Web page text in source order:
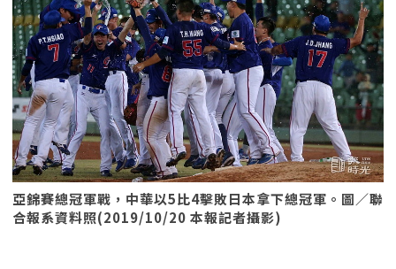
亞錦賽總冠軍戰，中華以5比4擊敗日本拿下總冠軍。圖／聯
合報系資料照(2019/10/20 本報記者攝影)